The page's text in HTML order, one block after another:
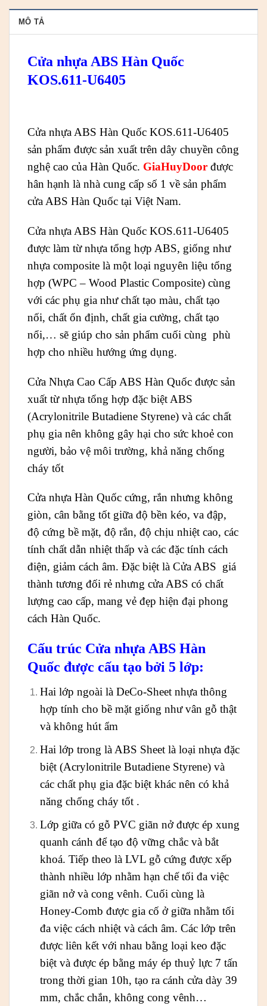
MÔ TẢ
Cửa nhựa ABS Hàn Quốc
KOS.611-U6405
Cửa nhựa ABS Hàn Quốc KOS.611-U6405
sản phẩm được sản xuất trên dây chuyền công
nghệ cao của Hàn Quốc. GiaHuyDoor được
hân hạnh là nhà cung cấp số 1 về sản phẩm
cửa ABS Hàn Quốc tại Việt Nam.
Cửa nhựa ABS Hàn Quốc KOS.611-U6405
được làm từ nhựa tổng hợp ABS, giống như
nhựa composite là một loại nguyên liệu tổng
hợp (WPC – Wood Plastic Composite) cùng
với các phụ gia như chất tạo màu, chất tạo
nối, chất ổn định, chất gia cường, chất tạo
nổi,… sẽ giúp cho sản phẩm cuối cùng phù
hợp cho nhiều hướng ứng dụng.
Cửa Nhựa Cao Cấp ABS Hàn Quốc được sản
xuất từ nhựa tổng hợp đặc biệt ABS
(Acrylonitrile Butadiene Styrene) và các chất
phụ gia nên không gây hại cho sức khoẻ con
người, bảo vệ môi trường, khả năng chống
cháy tốt
Cửa nhựa Hàn Quốc cứng, rắn nhưng không
giòn, cân bằng tốt giữa độ bền kéo, va đập,
độ cứng bề mặt, độ rắn, độ chịu nhiệt cao, các
tính chất dẫn nhiệt thấp và các đặc tính cách
điện, giảm cách âm. Đặc biệt là Cửa ABS giá
thành tương đối rẻ nhưng cửa ABS có chất
lượng cao cấp, mang vẻ đẹp hiện đại phong
cách Hàn Quốc.
Cấu trúc Cửa nhựa ABS Hàn
Quốc được cấu tạo bởi 5 lớp:
Hai lớp ngoài là DeCo-Sheet nhựa thông
hợp tính cho bề mặt giống như vân gỗ thật
và không hút ẩm
Hai lớp trong là ABS Sheet là loại nhựa đặc
biệt (Acrylonitrile Butadiene Styrene) và
các chất phụ gia đặc biệt khác nên có khả
năng chống cháy tốt .
Lớp giữa có gỗ PVC giãn nở được ép xung
quanh cánh để tạo độ vững chắc và bắt
khoá. Tiếp theo là LVL gỗ cứng được xếp
thành nhiều lớp nhằm hạn chế tối đa việc
giãn nở và cong vênh. Cuối cùng là
Honey-Comb được gia cố ở giữa nhằm tối
đa việc cách nhiệt và cách âm. Các lớp trên
được liên kết với nhau bằng loại keo đặc
biệt và được ép bằng máy ép thuỷ lực 7 tấn
trong thời gian 10h, tạo ra cánh cửa dày 39
mm, chắc chắn, không cong vênh…